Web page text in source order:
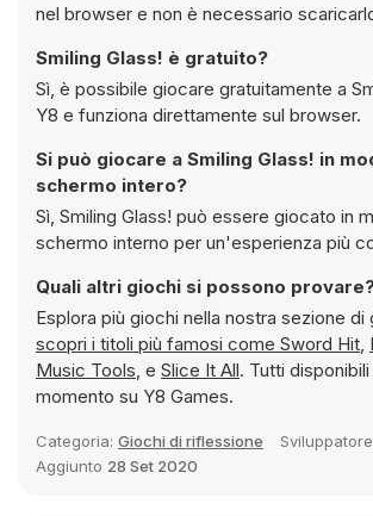
nel browser e non è necessario
Smiling Glass! è gratuito?
Sì, è possibile giocare gratuitamente a
Y8 e funziona direttamente sul browser.
Si può giocare a Smiling Glass! in modalità
schermo intero?
Sì, Smiling Glass! può essere giocato in modalità
schermo interno per un'esperienza più
Quali altri giochi si possono
Esplora più giochi nella nostra sezione di
scopri i titoli più famosi come Sword Hit,
Music Tools, e Slice It All. Tutti
momento su Y8 Games.
Categoria: Giochi di riflessione Sviluppatore
Aggiunto 28 Set 2020